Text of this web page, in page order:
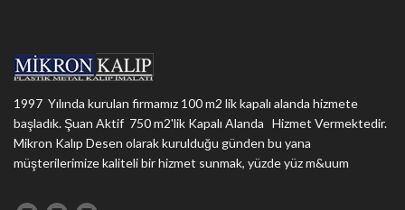
1997 Yılında kurulan firmamız 100 m2 lik kapalı alanda hizmete
başladık. Şuan Aktif 750 m2'lik Kapalı Alanda Hizmet Vermektedir.
Mikron Kalıp Desen olarak kurulduğu günden bu yana
müşterilerimize kaliteli bir hizmet sunmak, yüzde yüz m&uum